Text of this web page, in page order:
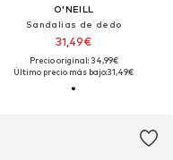
O'NEILL
Sandalias de dedo
31,49€
Precio original: 34,99€
Último precio más bajo:31,49€